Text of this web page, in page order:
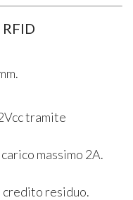
tramite
massimo 2A.
credito residuo.